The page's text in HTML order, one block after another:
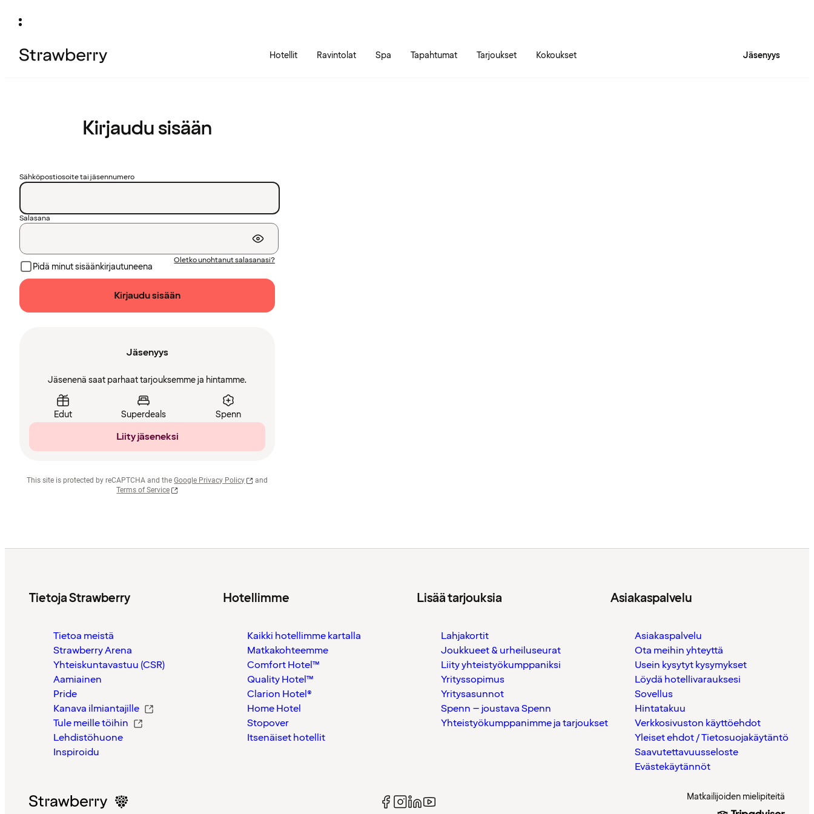
Hotellit Ravintolat Spa Tapahtumat Tarjoukset Kokoukset Jäsenyys
Kirjaudu sisään
Sähköpostiosoite tai jäsennumero
Salasana
Pidä minut sisäänkirjautuneena
Oletko unohtanut salasanasi?
Kirjaudu sisään
Jäsenyys
Jäsenenä saat parhaat tarjouksemme ja hintamme.
Edut Superdeals Spenn
Liity jäseneksi
This site is protected by reCAPTCHA and the Google Privacy Policy
and
Terms of Service
Tietoja Strawberry
Tietoa meistä
Strawberry Arena
Yhteiskuntavastuu (CSR)
Aamiainen
Pride
Kanava ilmiantajille
Tule meille töihin
Lehdistöhuone
Inspiroidu
Hotellimme
Kaikki hotellimme kartalla
Matkakohteemme
Comfort Hotel™
Quality Hotel™
Clarion Hotel®
Home Hotel
Stopover
Itsenäiset hotellit
Lisää tarjouksia
Lahjakortit
Joukkueet & urheiluseurat
Liity yhteistyökumppaniksi
Yrityssopimus
Yritysasunnot
Spenn – joustava Spenn
Yhteistyökumppanimme ja tarjoukset
Asiakaspalvelu
Asiakaspalvelu
Ota meihin yhteyttä
Usein kysytyt kysymykset
Löydä hotellivarauksesi
Sovellus
Hintatakuu
Verkkosivuston käyttöehdot
Yleiset ehdot / Tietosuojakäytäntö
Saavutettavuusseloste
Evästekäytännöt
Matkailijoiden mielipiteitä